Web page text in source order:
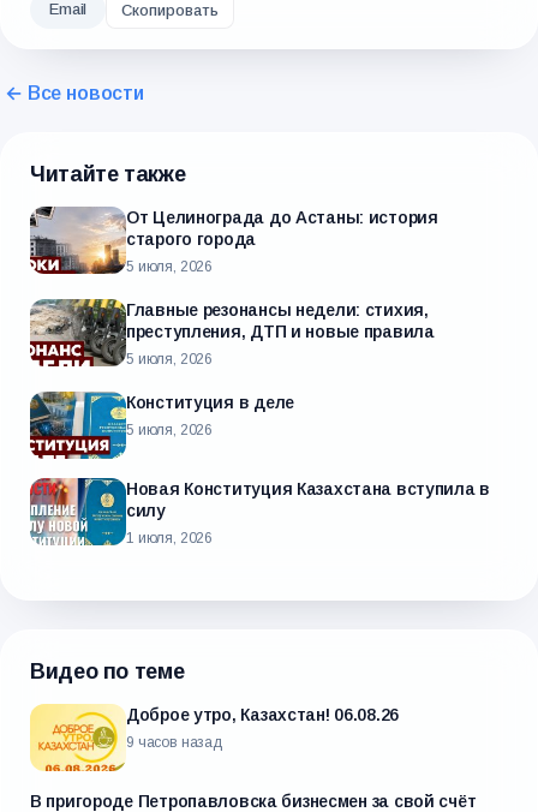
Email Скопировать
← Все новости
Читайте также
От Целинограда до Астаны: история
старого города
5 июля, 2026
Главные резонансы недели: стихия,
преступления, ДТП и новые правила
5 июля, 2026
Конституция в деле
5 июля, 2026
Новая Конституция Казахстана вступила в
силу
1 июля, 2026
Видео по теме
Доброе утро, Казахстан! 06.08.26
9 часов назад
В пригороде Петропавловска бизнесмен за свой счёт